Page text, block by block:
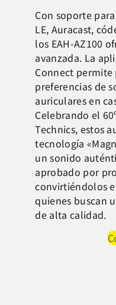
Con soporte
LE, Auracast,
los EAH-AZ100
avanzada. La
Connect
preferencias de
auriculares en
Celebrando el
Technics, estos
tecnología
un sonido
aprobado por
convirtiéndolos
quienes buscan
de alta calidad.